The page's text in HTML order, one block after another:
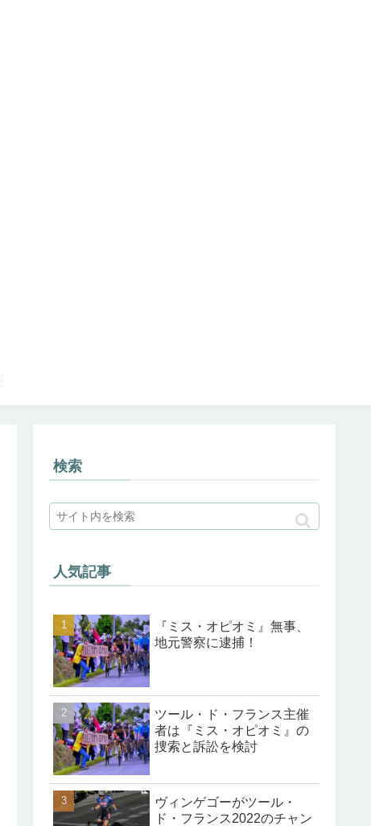
検索
人気記事
『ミス・オピオミ』無事、
地元警察に逮捕！
ツール・ド・フランス主催
者は『ミス・オピオミ』の
捜索と訴訟を検討
ヴィンゲゴーがツール・
ド・フランス2022のチャン